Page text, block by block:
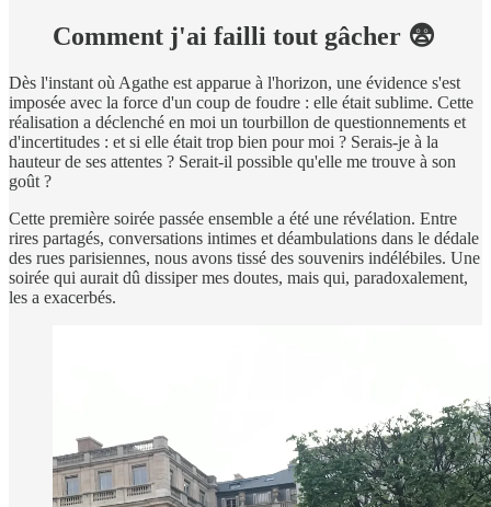
Comment j'ai failli tout gâcher 😨
Dès l'instant où Agathe est apparue à l'horizon, une évidence s'est
imposée avec la force d'un coup de foudre : elle était sublime. Cette
réalisation a déclenché en moi un tourbillon de questionnements et
d'incertitudes : et si elle était trop bien pour moi ? Serais-je à la
hauteur de ses attentes ? Serait-il possible qu'elle me trouve à son
goût ?
Cette première soirée passée ensemble a été une révélation. Entre
rires partagés, conversations intimes et déambulations dans le dédale
des rues parisiennes, nous avons tissé des souvenirs indélébiles. Une
soirée qui aurait dû dissiper mes doutes, mais qui, paradoxalement,
les a exacerbés.